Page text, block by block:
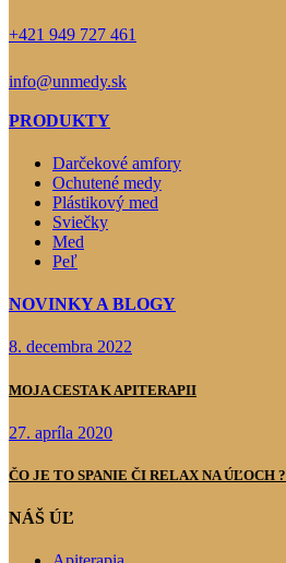
+421 949 727 461
info@unmedy.sk
PRODUKTY
Darčekové amfory
Ochutené medy
Plástikový med
Sviečky
Med
Peľ
NOVINKY A BLOGY
8. decembra 2022
MOJA CESTA K APITERAPII
27. apríla 2020
ČO JE TO SPANIE ČI RELAX NA ÚĽOCH ?
NÁŠ ÚĽ